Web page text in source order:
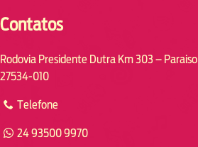
Contatos
Rodovia Presidente Dutra Km 303 – Paraiso
27534-010
Telefone
24 93500 9970